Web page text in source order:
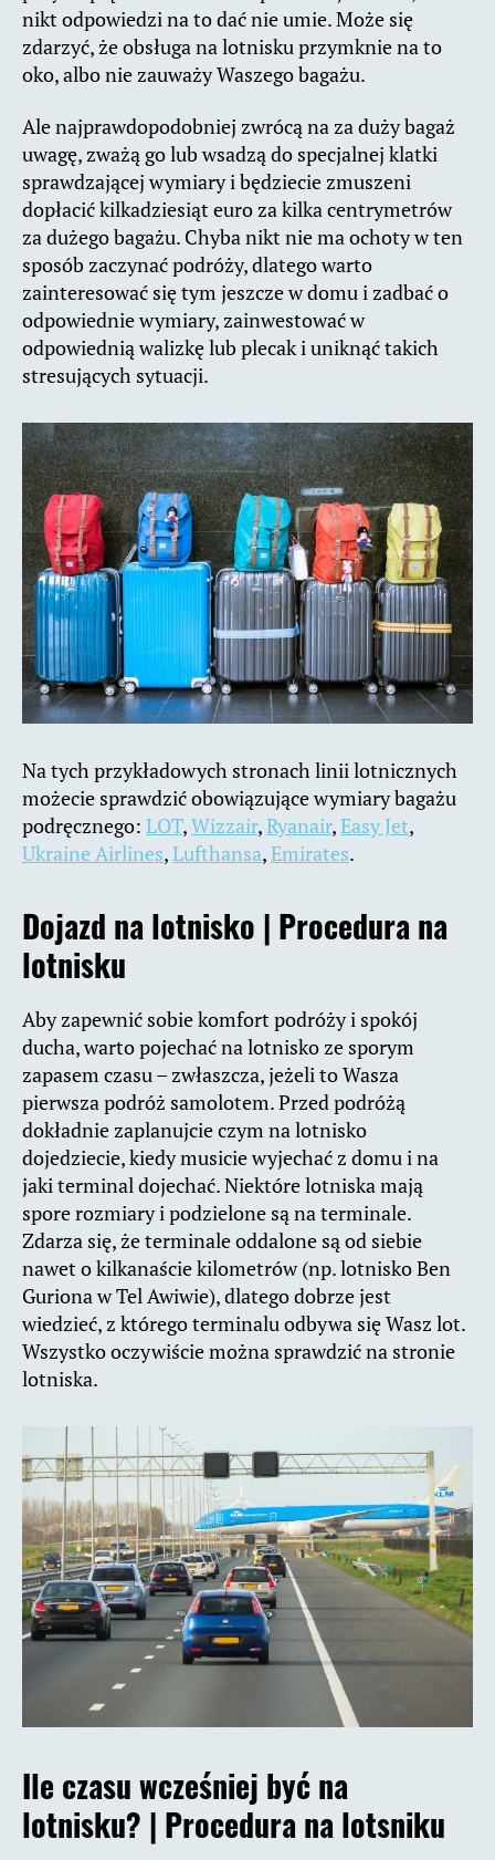
nikt odpowiedzi na to dać nie umie. Może się
zdarzyć, że obsługa na lotnisku przymknie na to
oko, albo nie zauważy Waszego bagażu.
Ale najprawdopodobniej zwrócą na za duży bagaż
uwagę, zważą go lub wsadzą do specjalnej klatki
sprawdzającej wymiary i będziecie zmuszeni
dopłacić kilkadziesiąt euro za kilka centrymetrów
za dużego bagażu. Chyba nikt nie ma ochoty w ten
sposób zaczynać podróży, dlatego warto
zainteresować się tym jeszcze w domu i zadbać o
odpowiednie wymiary, zainwestować w
odpowiednią walizkę lub plecak i uniknąć takich
stresujących sytuacji.
Na tych przykładowych stronach linii lotnicznych
możecie sprawdzić obowiązujące wymiary bagażu
podręcznego: LOT,Wizzair,Ryanair,Easy Jet,
Ukraine Airlines,Lufthansa,Emirates.
Dojazd na lotnisko | Procedura na
lotnisku
Aby zapewnić sobie komfort podróży i spokój
ducha, warto pojechać na lotnisko ze sporym
zapasem czasu – zwłaszcza, jeżeli to Wasza
pierwsza podróż samolotem. Przed podróżą
dokładnie zaplanujcie czym na lotnisko
dojedziecie, kiedy musicie wyjechać z domu i na
jaki terminal dojechać. Niektóre lotniska mają
spore rozmiary i podzielone są na terminale.
Zdarza się, że terminale oddalone są od siebie
nawet o kilkanaście kilometrów (np. lotnisko Ben
Guriona w Tel Awiwie), dlatego dobrze jest
wiedzieć, z którego terminalu odbywa się Wasz lot.
Wszystko oczywiście można sprawdzić na stronie
lotniska.
Ile czasu wcześniej być na
lotnisku? | Procedura na lotsniku